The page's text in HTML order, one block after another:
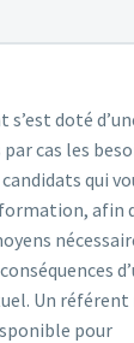
s’est doté
cas les
qui
afin
Un
pour